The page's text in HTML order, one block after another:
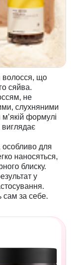
волосся, що
сяйва.
не
слухняними
формулі
особливо для
наносяться,
блиску.
у
сам за себе.